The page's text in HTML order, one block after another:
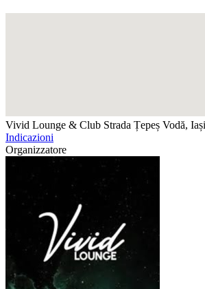
Vivid Lounge & Club Strada Țepeș Vodă,
Indicazioni
Organizzatore